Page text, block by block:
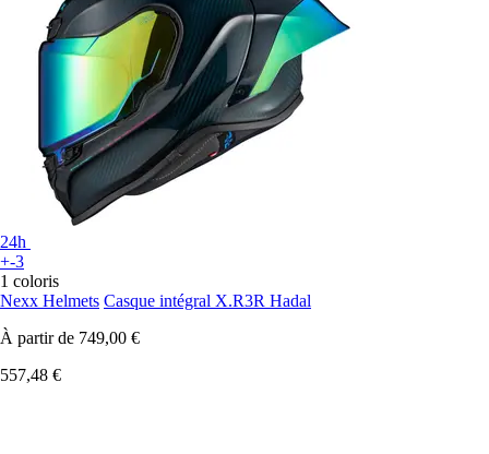
24h
+-3
1 coloris
Nexx Helmets Casque intégral X.R3R Hadal
À partir de 749,00 €
557,48 €